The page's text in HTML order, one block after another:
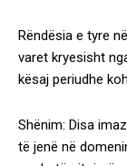
Rëndësia e tyre
varet kryesisht
kësaj periudhe
Shënim: Disa
të jenë në